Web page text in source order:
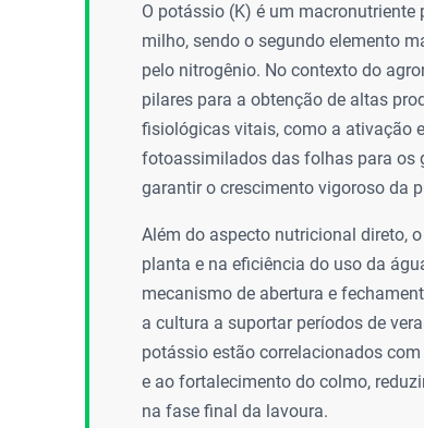
O potássio (K) é um
milho, sendo o segundo elemento
pelo nitrogênio. No contexto do
pilares para a obtenção de altas
fisiológicas vitais, como a ativação
fotoassimilados das folhas para os
garantir o crescimento vigoroso da
Além do aspecto nutricional direto,
planta e na eficiência do uso da
mecanismo de abertura e
a cultura a suportar períodos de
potássio estão correlacionados
e ao fortalecimento do colmo,
na fase final da lavoura.